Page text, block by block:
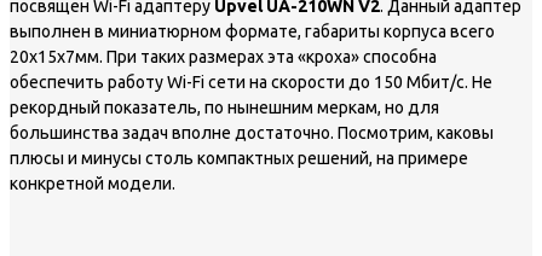
посвящен Wi-Fi адаптеру Upvel UA-210WN V2. Данный адаптер
выполнен в миниатюрном формате, габариты корпуса всего
20x15x7мм. При таких размерах эта «кроха» способна
обеспечить работу Wi-Fi сети на скорости до 150 Мбит/с. Не
рекордный показатель, по нынешним меркам, но для
большинства задач вполне достаточно. Посмотрим, каковы
плюсы и минусы столь компактных решений, на примере
конкретной модели.